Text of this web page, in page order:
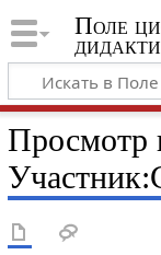
Поле
Просмотр